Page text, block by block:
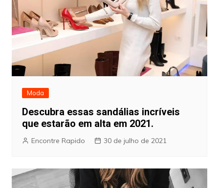
Moda
Descubra essas sandálias incríveis
que estarão em alta em 2021.
Encontre Rapido 30 de julho de 2021